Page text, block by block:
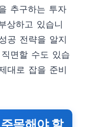
추구하는 투자
상하고 있습니
공 전략을 알지
면할 수도 있습
대로 잡을 준비
목해야 할